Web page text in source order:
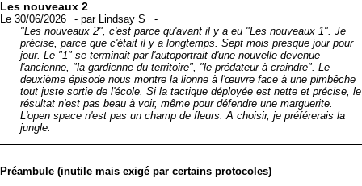
Les nouveaux 2
Le 30/06/2026 -par Lindsay S
-
"Les nouveaux 2", c'est parce qu'avant il y a eu "Les nouveaux 1". Je
précise, parce que c'était il y a longtemps. Sept mois presque jour pour
jour. Le "1" se terminait par l'autoportrait d'une nouvelle devenue
l'ancienne, "la gardienne du territoire", "le prédateur à craindre". Le
deuxième épisode nous montre la lionne à l'œuvre face à une pimbêche
tout juste sortie de l'école. Si la tactique déployée est nette et précise, le
résultat n'est pas beau à voir, même pour défendre une marguerite.
L'open space n'est pas un champ de fleurs. A choisir, je préférerais la
jungle.
Préambule (inutile mais exigé par certains protocoles)